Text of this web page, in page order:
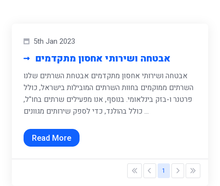
5th Jan 2023
אבטחה ושירותי אחסון מתקדמים
אבטחה ושירותי אחסון מתקדמים אבטחת השרתים שלנו
השרתים ממוקמים בחוות השרתים המובילות בישראל, כולל
פרטנר ו-בזק בינלאומי. בנוסף, אנו מפעילים שרתים בחו"ל,
כולל בהולנד, כדי לספק שירותים מגוונים ...
Read More
1